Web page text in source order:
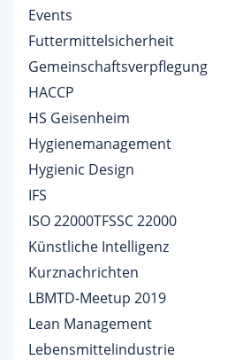
Events
Futtermittelsicherheit
Gemeinschaftsverpflegung
HACCP
HS Geisenheim
Hygienemanagement
Hygienic Design
IFS
ISO 22000TFSSC 22000
Künstliche Intelligenz
Kurznachrichten
LBMTD-Meetup 2019
Lean Management
Lebensmittelindustrie